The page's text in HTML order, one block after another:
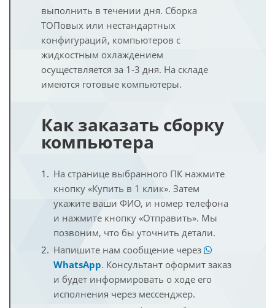
выполнить в течении дня. Сборка
ТОПовых или нестандартных
конфигураций, компьютеров с
жидкостным охлаждением
осуществляется за 1-3 дня. На складе
имеются готовые компьютеры.
Как заказать сборку
компьютера
На странице выбранного ПК нажмите
кнопку «Купить в 1 клик». Затем
укажите ваши ФИО, и номер телефона
и нажмите кнопку «Отправить». Мы
позвоним, что бы уточнить детали.
Напишите нам сообщение через
WhatsApp. Консультант оформит заказ
и будет информировать о ходе его
исполнения через мессенджер.